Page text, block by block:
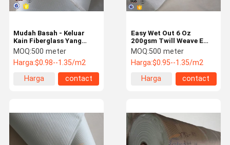
Easy Wet Out 6 Oz
200gsm Twill Weave E
Kain Fiberglass Glass
Untuk Papan Selancar
MOQ:500 meter
Harga:$0.95--1.35/m2
Harga
contact
Mudah Basah - Keluar
Kain Fiberglass Yang
Jelas Fiberglass / Kain
Serat Kaca Tahan Api
MOQ:500 meter
Harga:$0.98--1.35/m2
Harga
contact